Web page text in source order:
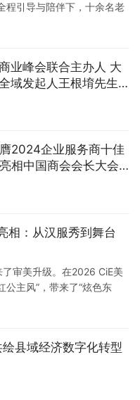
程引导与陪伴下，十余名老
心讲解、一对一辅助，帮
。此次实践突破课堂限
业峰会联合主办人 大
域发起人王根堉先生
2024企业服务商十佳
相中国商会会长大会
相：从汉服秀到舞台
审美升级。在2026 CiE美
公主风”，带来了“炫色东
。 炫色东方：国风彩妆的
，既能打造出温…